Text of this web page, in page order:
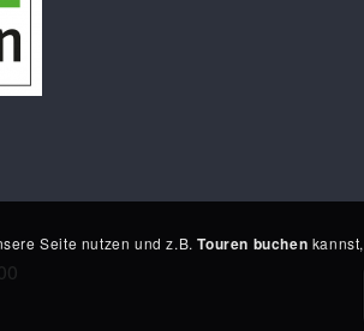
Seite nutzen und z.B.Touren buchen